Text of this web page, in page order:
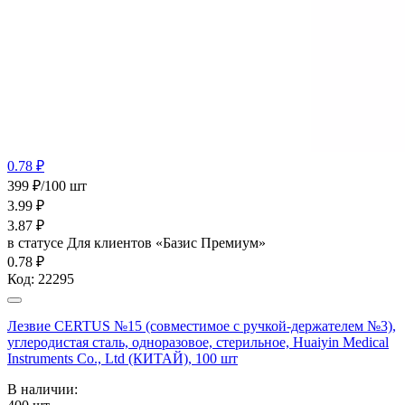
0.78 ₽
399 ₽/100 шт
3.99 ₽
3.87 ₽
в статусе Для клиентов «Базис Премиум»
0.78 ₽
Код: 22295
Лезвие CERTUS №15 (совместимое с ручкой-держателем №3),
углеродистая сталь, одноразовое, стерильное, Huaiyin Medical
Instruments Co., Ltd (КИТАЙ), 100 шт
В наличии: